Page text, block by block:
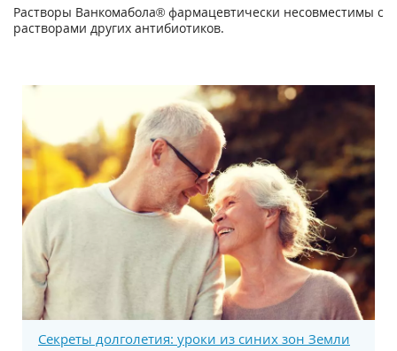
Растворы Ванкомабола® фармацевтически несовместимы с
растворами других антибиотиков.
Секреты долголетия: уроки из синих зон Земли